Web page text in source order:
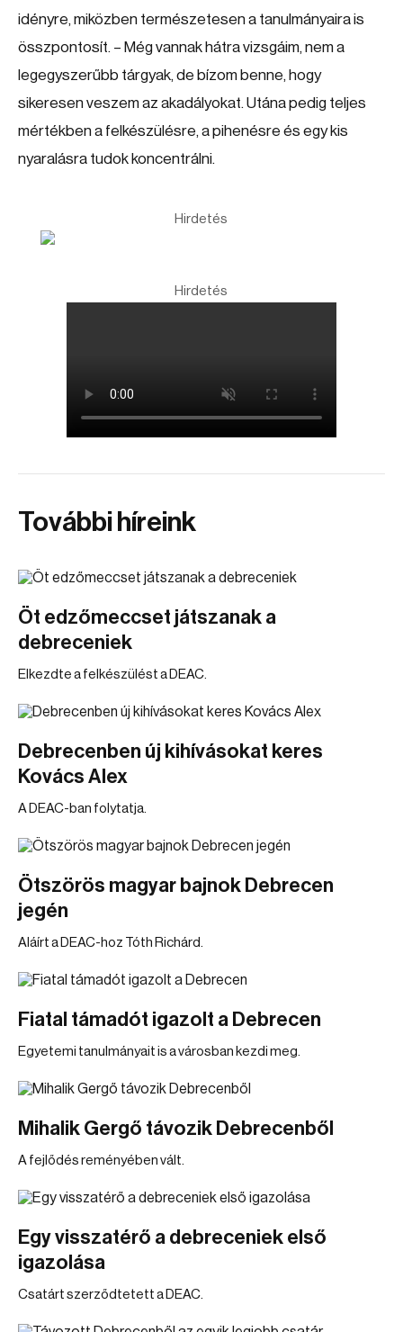
idényre, miközben természetesen a tanulmányaira is
összpontosít. – Még vannak hátra vizsgáim, nem a
legegyszerűbb tárgyak, de bízom benne, hogy
sikeresen veszem az akadályokat. Utána pedig teljes
mértékben a felkészülésre, a pihenésre és egy kis
nyaralásra tudok koncentrálni.
Hirdetés
Hirdetés
További híreink
Öt edzőmeccset játszanak a
debreceniek
Elkezdte a felkészülést a DEAC.
Debrecenben új kihívásokat keres
Kovács Alex
A DEAC-ban folytatja.
Ötszörös magyar bajnok Debrecen
jegén
Aláírt a DEAC-hoz Tóth Richárd.
Fiatal támadót igazolt a Debrecen
Egyetemi tanulmányait is a városban kezdi meg.
Mihalik Gergő távozik Debrecenből
A fejlődés reményében vált.
Egy visszatérő a debreceniek első
igazolása
Csatárt szerződtetett a DEAC.